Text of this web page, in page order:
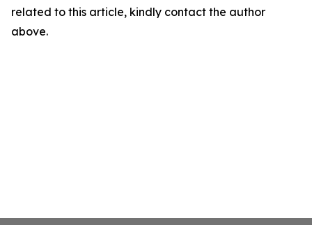
related to this article, kindly contact the author
above.